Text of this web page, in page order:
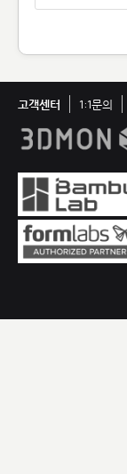
고객센터 1:1문의